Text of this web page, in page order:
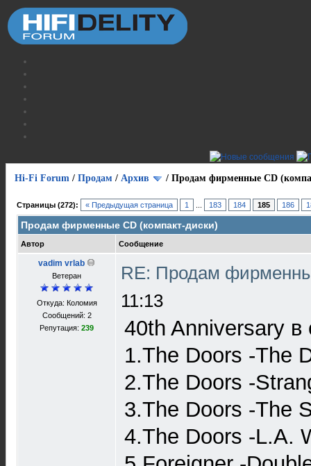
Hi-Fi Forum / Продам / Архив / Продам фирменные CD
Страницы (272): « Предыдущая страница 1 183 184 185 186
Продам фирменные CD (компакт-диски)
Автор Сообщение
vadim vrlab
Ветеран
Откуда: Коломия
Сообщений: 2
Репутация: 239
RE: Продам
11:13
40th Anniversary в
1.The Doors -The
2.The Doors -
3.The Doors -The
4.The Doors -L.A.